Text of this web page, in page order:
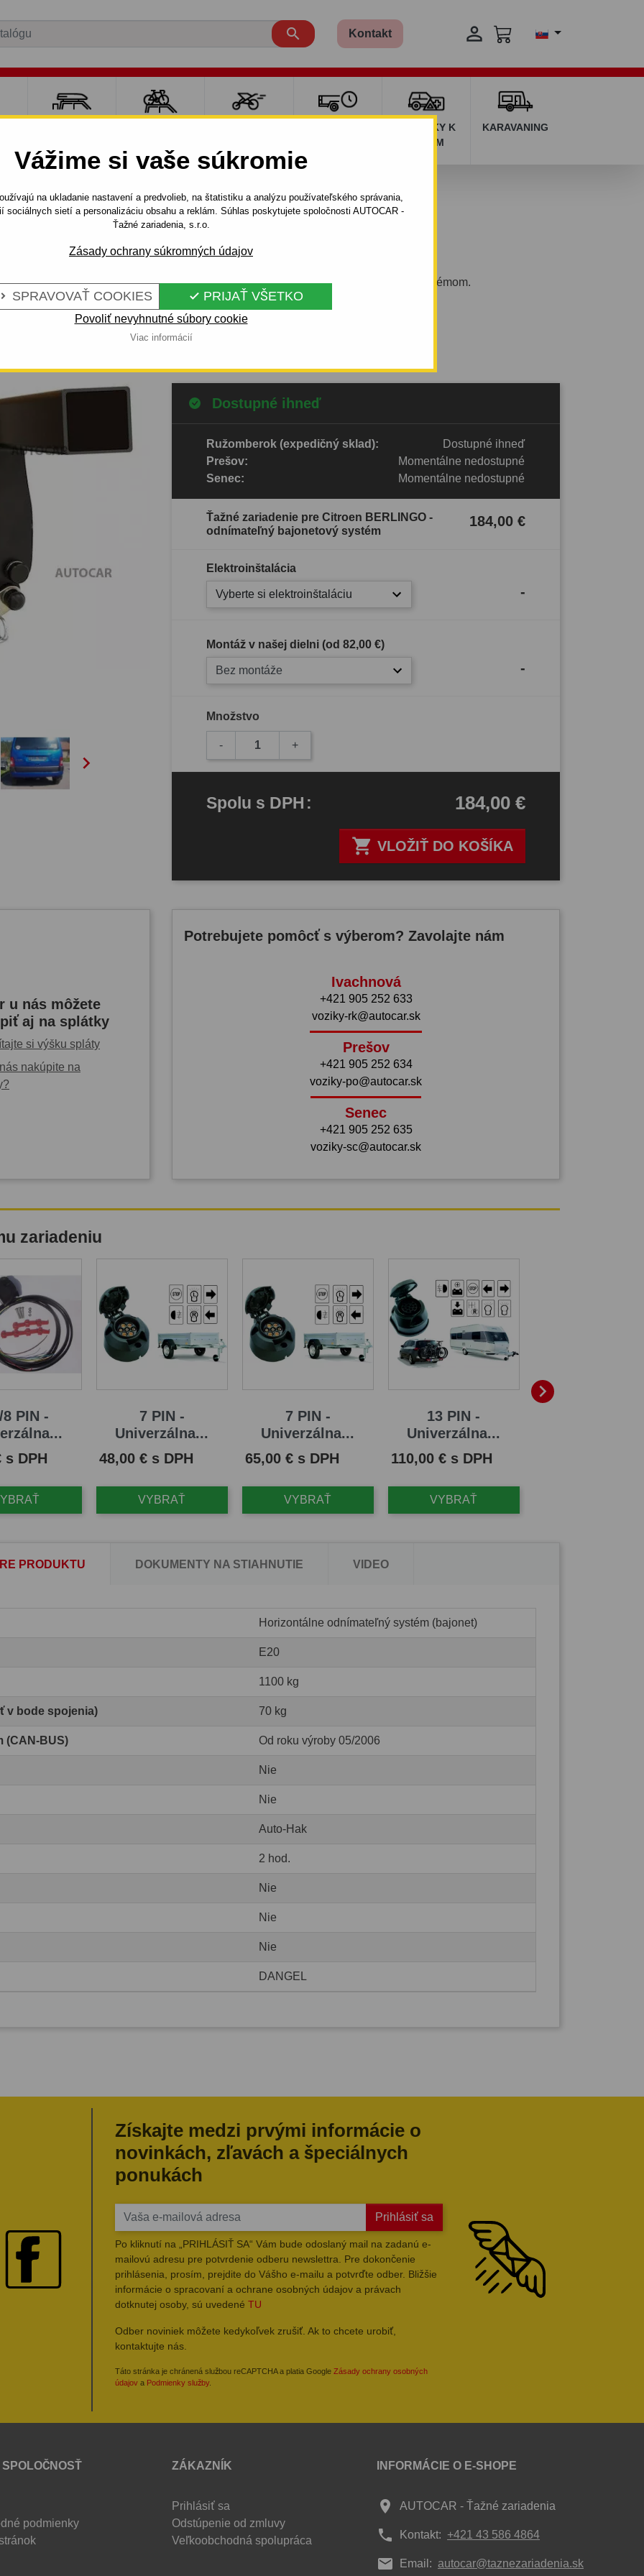
Vážime si vaše súkromie
na ukladanie nastavení a predvolieb, na štatistiku a analýzu používateľského správania,
sociálnych sietí a personalizáciu obsahu a reklám. Súhlas poskytujete spoločnosti AUTOCAR -
Ťažné zariadenia, s.r.o.
Zásady ochrany súkromných údajov
SPRAVOVAŤ COOKIES  PRIJAŤ VŠETKO
Povoliť nevyhnutné súbory cookie
Viac informácií
 Kontakt 
DOPLNKY K
AUTÁM
KARAVANING
bajonetový systém
CITROEN

Kód: F 13 Au
Ťažné zariadenie s odnímateľným bajonetovým systémom.
Citroen Berlingo, VAN. 10.1996 - 12.2009
Celý popis produktu
Dostupné ihneď
Ružomberok (expedičný sklad):
Dostupné ihneď
Prešov:
Momentálne nedostupné
Senec:
Momentálne nedostupné
Ťažné zariadenie pre Citroen BERLINGO -
odnímateľný bajonetový systém
184,00 €
Elektroinštalácia
Vyberte si elektroinštaláciu -
Montáž v našej dielni (od 82,00 €)
Bez montáže -
Množstvo
- +
 VLOŽIŤ DO KOŠÍKA
Spolu s DPH: 184,00 €
u nás môžete
aj na splátky
si výšku spláty
nakúpite na
Potrebujete pomôcť s výberom? Zavolajte nám
Ivachnová
+421 905 252 633
voziky-rk@autocar.sk
Prešov
+421 905 252 634
voziky-po@autocar.sk
Senec
+421 905 252 635
voziky-sc@autocar.sk
zariadeniu
8 PIN -
s DPH
7 PIN -
Univerzálna...
Cena
48,00 € s DPH
VYBRAŤ
7 PIN -
Univerzálna...
Cena
65,00 € s DPH
VYBRAŤ
13 PIN -
Univerzálna...
Cena
110,00 € s DPH
VYBRAŤ

PRODUKTU DOKUMENTY NA STIAHNUTIE VIDEO
Horizontálne odnímateľný systém (bajonet)
E20
1100 kg
v bode spojenia) 70 kg
(CAN-BUS) Od roku výroby 05/2006
Nie
Nie
Auto-Hak
2 hod.
Nie
Nie
Nie
DANGEL
Získajte medzi prvými informácie o
novinkách, zľavách a špeciálnych
ponukách
Prihlásiť sa
Po kliknutí na „PRIHLÁSIŤ SA“ Vám bude odoslaný mail na zadanú e-
mailovú adresu pre potvrdenie odberu newslettra. Pre dokončenie
prihlásenia, prosím, prejdite do Vášho e-mailu a potvrďte odber. Bližšie
informácie o spracovaní a ochrane osobných údajov a právach
dotknutej osoby, sú uvedené TU
Odber noviniek môžete kedykoľvek zrušiť. Ak to chcete urobiť,
kontaktujte nás.
Táto stránka je chránená službou reCAPTCHA a platia Google Zásady ochrany osobných
údajov a Podmienky služby.
podmienky
ZÁKAZNÍK
Prihlásiť sa
Odstúpenie od zmluvy
Veľkoobchodná spolupráca
INFORMÁCIE O E-SHOPE
place AUTOCAR - Ťažné zariadenia
phone Kontakt: +421 43 586 4864
mail Email: autocar@taznezariadenia.sk